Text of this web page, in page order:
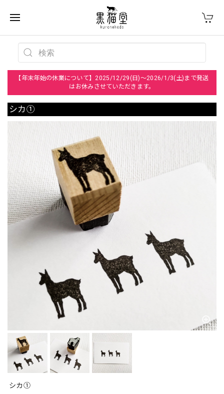
【年末年始の休業について】2025/12/29(日)～2026/1/3(土)まで発送
はお休みさせていただきます。
シカ①
シカ①